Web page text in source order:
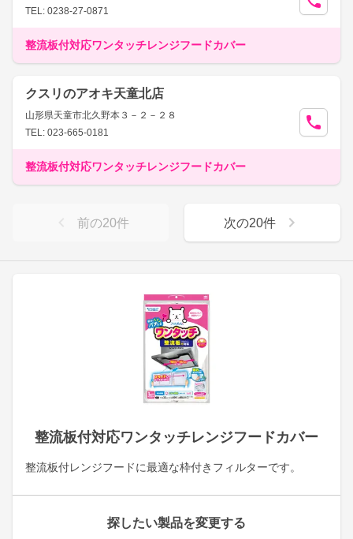
整流板付対応ワンタッチレンジフードカバー
整流板付レンジフードに最適な枠付きフィルターです。
探したい製品を変更する
TEL: 0238-27-0871
整流板付対応ワンタッチレンジフードカバー
クスリのアオキ天童北店
山形県天童市北久野本３－２－２８
TEL: 023-665-0181
整流板付対応ワンタッチレンジフードカバー
前の20件 次の20件